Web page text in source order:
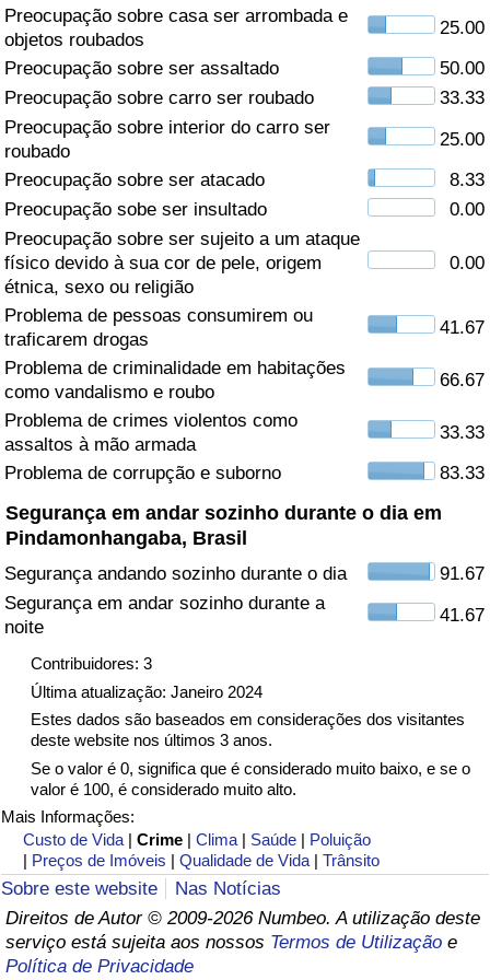
Preocupação sobre casa ser arrombada e
objetos roubados
25.00
Preocupação sobre ser assaltado
50.00
Preocupação sobre carro ser roubado
33.33
Preocupação sobre interior do carro ser
roubado
25.00
Preocupação sobre ser atacado
8.33
Preocupação sobe ser insultado
0.00
Preocupação sobre ser sujeito a um ataque
físico devido à sua cor de pele, origem
étnica, sexo ou religião
0.00
Problema de pessoas consumirem ou
traficarem drogas
41.67
Problema de criminalidade em habitações
como vandalismo e roubo
66.67
Problema de crimes violentos como
assaltos à mão armada
33.33
Problema de corrupção e suborno
83.33
Segurança em andar sozinho durante o dia em
Pindamonhangaba, Brasil
Segurança andando sozinho durante o dia
91.67
Segurança em andar sozinho durante a
noite
41.67
Contribuidores: 3
Última atualização: Janeiro 2024
Estes dados são baseados em considerações dos visitantes
deste website nos últimos 3 anos.
Se o valor é 0, significa que é considerado muito baixo, e se o
valor é 100, é considerado muito alto.
Mais Informações:
Custo de Vida |Crime |Clima | Saúde | Poluição
| Preços de Imóveis |Qualidade de Vida |Trânsito
Sobre este website
Nas Notícias
Direitos de Autor © 2009-2026 Numbeo. A utilização deste
serviço está sujeita aos nossos Termos de Utilização e
Política de Privacidade
Saúde
Indicador de Saúde (Atual)
Indicador de Saúde
Indicador de Saúde por País
Poluição
Indicador de Poluição (Atual)
Índice de poluição
Indicador de Poluição por País
Trânsito
Indicador de Trânsito
Indicador de Trânsito (Atual)
Indicador de Trânsito por País